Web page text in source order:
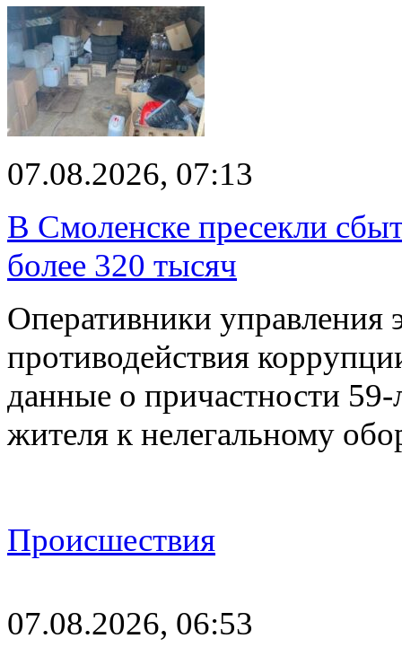
07.08.2026, 07:13
В Смоленске пресекли
более 320 тысяч
Оперативники управления
противодействия
данные о причастности 59-
жителя к нелегальному
Происшествия
07.08.2026, 06:53